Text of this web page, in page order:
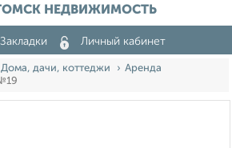
НЕДВИЖИМОСТЬ
Закладки Личный кабинет
Дома, дачи, коттеджи
Аренда